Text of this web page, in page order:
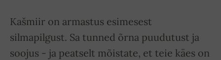
Kašmiir on armastus esimesest
silmapilgust. Sa tunned õrna puudutust ja
soojus - ja peatselt mõistate, et teie käes on